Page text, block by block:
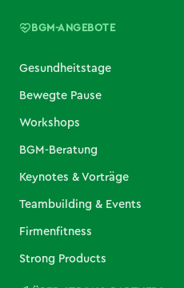
BGM-ANGEBOTE
Gesundheitstage
Bewegte Pause
Workshops
BGM-Beratung
Keynotes & Vorträge
Teambuilding & Events
Firmenfitness
Strong Products